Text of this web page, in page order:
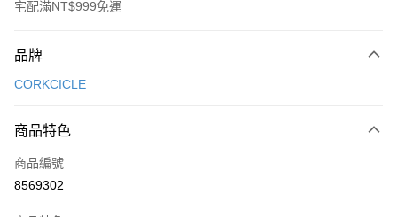
宅配滿NT$999免運
信用卡一次付款
3 期 0 利率 每期
合作金庫商業銀行
上海商業儲蓄銀行
合作金庫商業銀行
即享券
品牌
CORKCICLE
商品特色
商品編號
8569302